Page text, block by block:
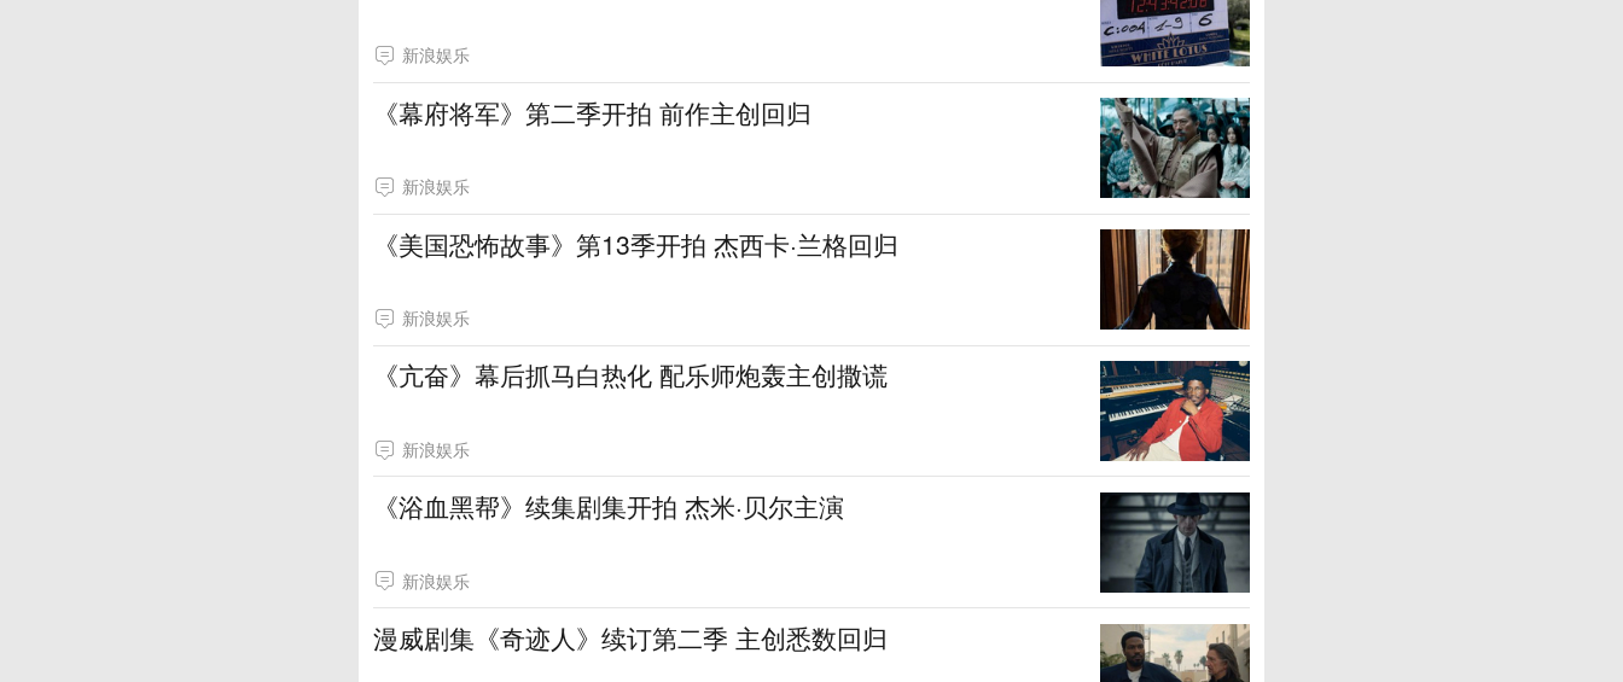
新浪娱乐
《幕府将军》第二季开拍 前作主创回归
新浪娱乐
《美国恐怖故事》第13季开拍 杰西卡·兰格回归
新浪娱乐
《亢奋》幕后抓马白热化 配乐师炮轰主创撒谎
新浪娱乐
《浴血黑帮》续集剧集开拍 杰米·贝尔主演
新浪娱乐
漫威剧集《奇迹人》续订第二季 主创悉数回归